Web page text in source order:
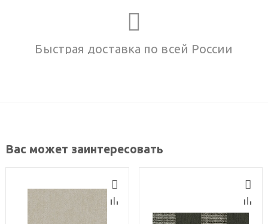
Быстрая доставка по всей России
Вас может заинтересовать